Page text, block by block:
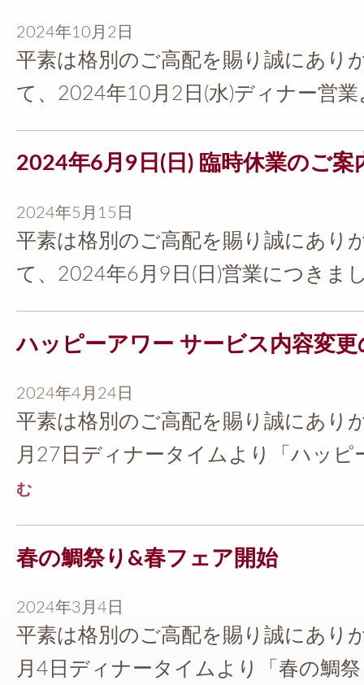
2024年10月2日
平素は格別のご高配を賜り誠にあり
て、2024年10月2日(水)ディナー営業
2024年6月9日(日) 臨時休業のご案
2024年5月15日
平素は格別のご高配を賜り誠にあり
て、2024年6月9日(日)営業につきま
ハッピーアワー サービス内容変更
2024年4月24日
平素は格別のご高配を賜り誠にあり
月27日ディナータイムより「ハッピ
む
春の鯛祭り&春フェア開始
2024年3月4日
平素は格別のご高配を賜り誠にあり
月4日ディナータイムより「春の鯛祭